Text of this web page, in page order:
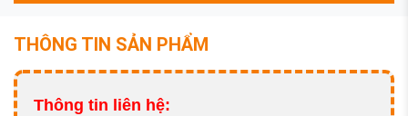
THÔNG TIN SẢN PHẨM
Thông tin liên hệ: